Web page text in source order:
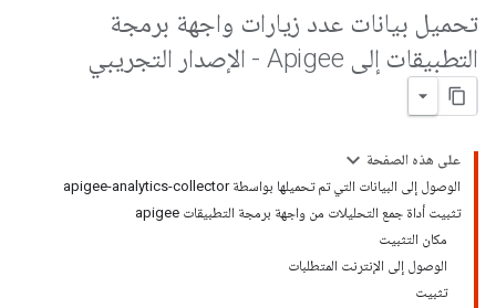
تحميل بيانات عدد زيارات واجهة برمجة
التطبيقات إلى Apigee - الإصدار التجريبي
على هذه الصفحة
الوصول إلى البيانات التي تم تحميلها بواسطة apigee-analytics-collector
تثبيت أداة جمع التحليلات من واجهة برمجة التطبيقات apigee
مكان التثبيت
الوصول إلى الإنترنت المتطلبات
تثبيت